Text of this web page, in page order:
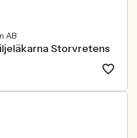
AB
Storvretens